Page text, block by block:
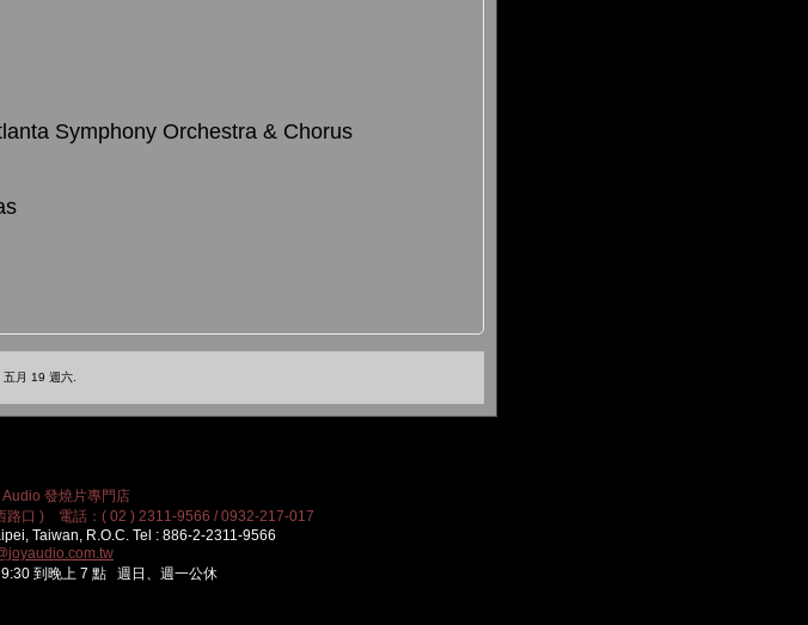
Symphony Orchestra & Chorus
月 19 週六.
發燒片專門店
路口 ) 電話：( 02 ) 2311-9566 / 0932-217-017
Taiwan, R.O.C. Tel : 886-2-2311-9566
到晚上 7 點 週日、週一公休